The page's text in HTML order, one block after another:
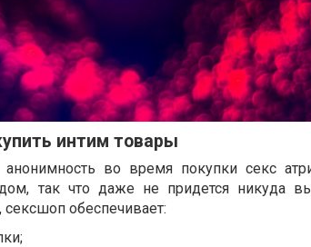
интим товары
во время покупки секс
так что даже не придется никуда
обеспечивает: